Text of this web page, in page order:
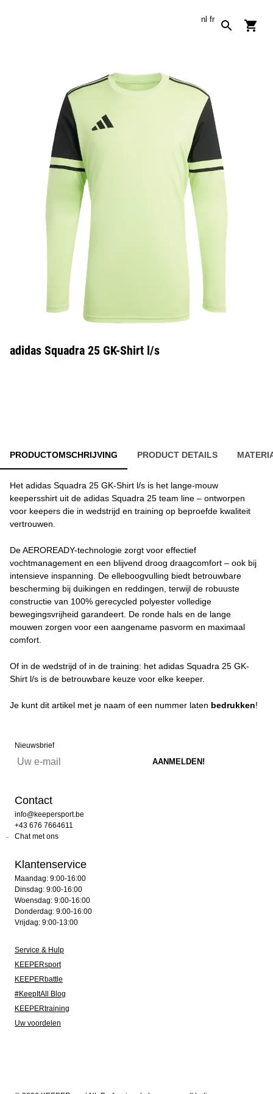
nl fr
adidas Squadra 25 GK-Shirt l/s
PRODUCTOMSCHRIJVING PRODUCT DETAILS
Het adidas Squadra 25 GK-Shirt l/s is het lange-mouw
keepersshirt uit de adidas Squadra 25 team line – ontworpen
voor keepers die in wedstrijd en training op beproefde kwaliteit
vertrouwen.
De AEROREADY-technologie zorgt voor effectief
vochtmanagement en een blijvend droog draagcomfort – ook bij
intensieve inspanning. De elleboogvulling biedt betrouwbare
bescherming bij duikingen en reddingen, terwijl de robuuste
constructie van 100% gerecycled polyester volledige
bewegingsvrijheid garandeert. De ronde hals en de lange
mouwen zorgen voor een aangename pasvorm en maximaal
comfort.
Of in de wedstrijd of in de training: het adidas Squadra 25 GK-
Shirt l/s is de betrouwbare keuze voor elke keeper.
Je kunt dit artikel met je naam of een nummer laten bedrukken!
Nieuwsbrief
Contact
info@keepersport.be
+43 676 7664611
Chat met ons
Klantenservice
Maandag: 9:00-16:00
Dinsdag: 9:00-16:00
Woensdag: 9:00-16:00
Donderdag: 9:00-16:00
Vrijdag: 9:00-13:00
Service & Hulp
KEEPERsport
KEEPERbattle
#KeepItAll Blog
KEEPERtraining
Uw voordelen